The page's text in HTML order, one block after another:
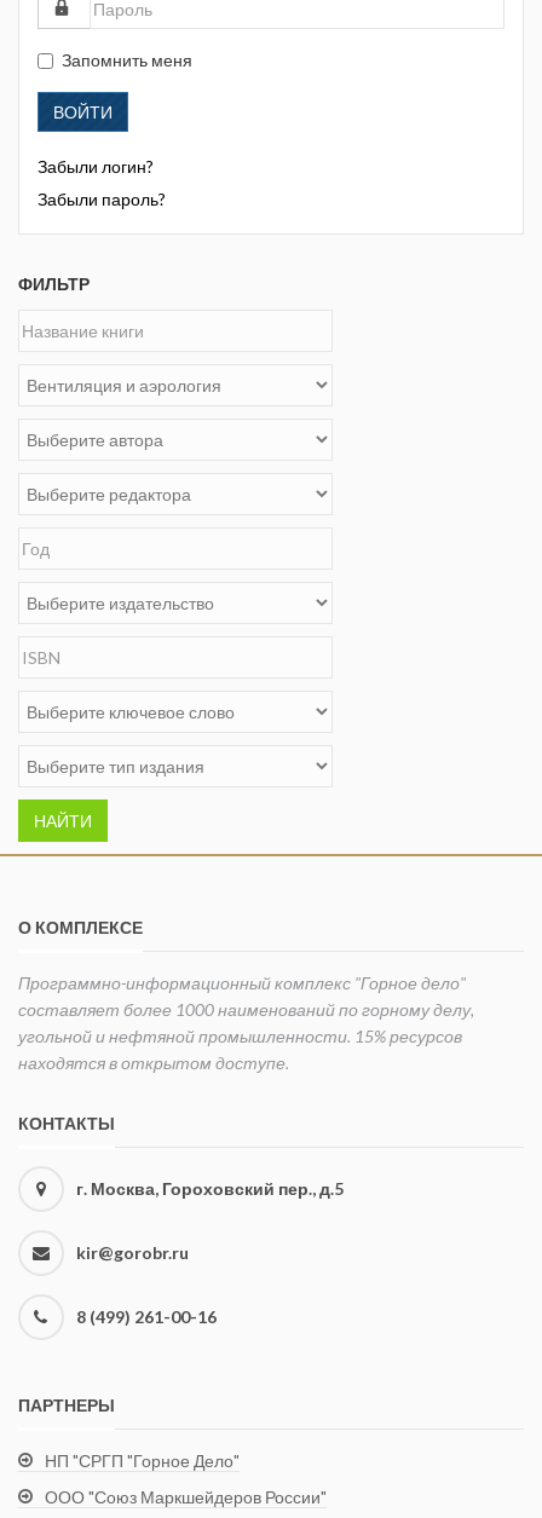
Запомнить меня
ВОЙТИ
Забыли логин?
Забыли пароль?
ФИЛЬТР
НАЙТИ
О КОМПЛЕКСЕ
Программно-информационный комплекс "Горное дело"
составляет более 1000 наименований по горному делу,
угольной и нефтяной промышленности. 15% ресурсов
находятся в открытом доступе.
КОНТАКТЫ
г. Москва, Гороховский пер., д.5
kir@gorobr.ru
8 (499) 261-00-16
ПАРТНЕРЫ
НП "СРГП "Горное Дело"
ООО "Союз Маркшейдеров России"